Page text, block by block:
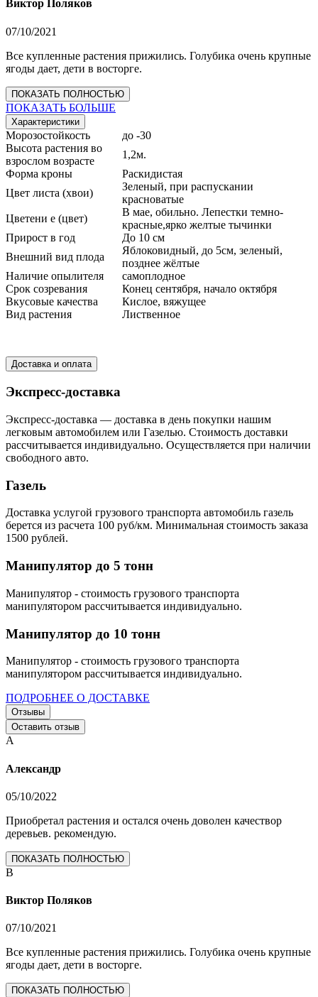
Виктор Поляков
07/10/2021
Все купленные растения прижились. Голубика очень крупные
ягоды дает, дети в восторге.
ПОКАЗАТЬ ПОЛНОСТЬЮ
ПОКАЗАТЬ БОЛЬШЕ
Характеристики
Морозостойкость
до -30
Высота растения во
взрослом возрасте
1,2м.
Форма кроны
Раскидистая
Цвет листа (хвои)
Зеленый, при распускании
красноватые
Цветени е (цвет)
В мае, обильно. Лепестки темно-
красные,ярко желтые тычинки
Прирост в год
До 10 см
Внешний вид плода
Яблоковидный, до 5см, зеленый,
позднее жёлтые
Наличие опылителя
самоплодное
Срок созревания
Конец сентября, начало октября
Вкусовые качества
Кислое, вяжущее
Вид растения
Лиственное
Доставка и оплата
Экспресс-доставка
Экспресс-доставка — доставка в день покупки нашим
легковым автомобилем или Газелью. Стоимость доставки
рассчитывается индивидуально. Осуществляется при наличии
свободного авто.
Газель
Доставка услугой грузового транспорта автомобиль газель
берется из расчета 100 руб/км. Минимальная стоимость заказа
1500 рублей.
Манипулятор до 5 тонн
Манипулятор - стоимость грузового транспорта
манипулятором рассчитывается индивидуально.
Манипулятор до 10 тонн
Манипулятор - стоимость грузового транспорта
манипулятором рассчитывается индивидуально.
ПОДРОБНЕЕ О ДОСТАВКЕ
Отзывы
Оставить отзыв
А
Александр
05/10/2022
Приобретал растения и остался очень доволен качествор
деревьев. рекомендую.
ПОКАЗАТЬ ПОЛНОСТЬЮ
В
Виктор Поляков
07/10/2021
Все купленные растения прижились. Голубика очень крупные
ягоды дает, дети в восторге.
ПОКАЗАТЬ ПОЛНОСТЬЮ